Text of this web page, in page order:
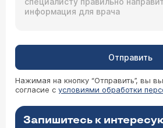
Отправить
Нажимая на кнопку “Отправить”, вы
согласие с условиями обработки
Запишитесь к